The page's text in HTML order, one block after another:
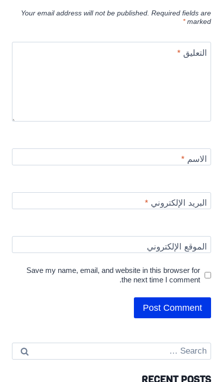
Your email address will not be published. Required fields are
marked
*
التعليق*
الاسم*
البريد الإلكتروني*
الموقع الإلكتروني
Save my name, email, and website in this browser for
the next time I comment.
Search
for: